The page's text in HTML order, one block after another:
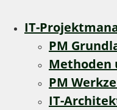
IT-
PM
Methoden
PM
IT-